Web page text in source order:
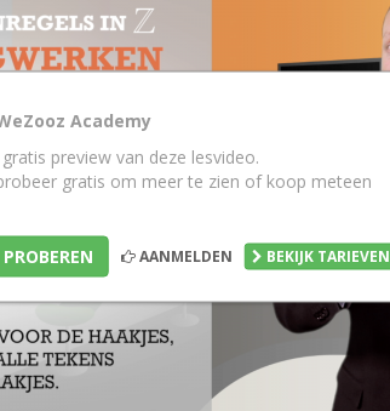
Academy
preview van deze lesvideo.
gratis om meer te zien of koop meteen
AANMELDEN BEKIJK TARIEVEN